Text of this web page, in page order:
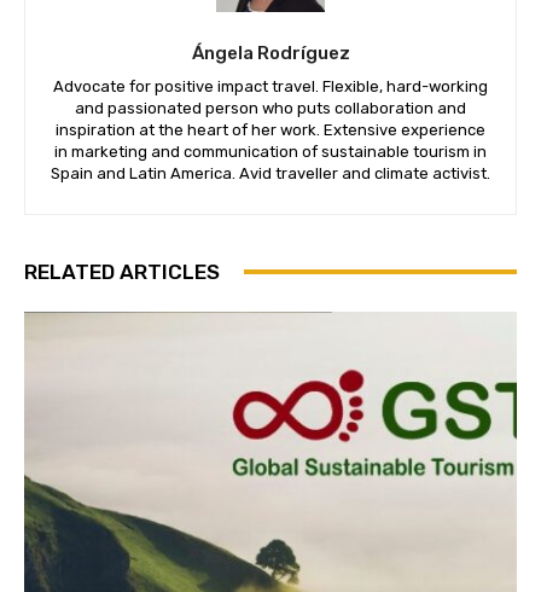
Ángela Rodríguez
Advocate for positive impact travel. Flexible, hard-working
and passionated person who puts collaboration and
inspiration at the heart of her work. Extensive experience
in marketing and communication of sustainable tourism in
Spain and Latin America. Avid traveller and climate activist.
RELATED ARTICLES